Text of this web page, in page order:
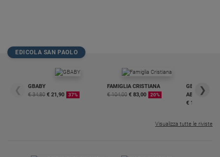
EDICOLA SAN PAOLO
❮
GBABY
€ 34,80 € 21,90 37%
FAMIGLIA CRISTIANA
€ 104,00 € 83,00 20%
GBABY
€ 16,99
❯
Visualizza tutte le riviste